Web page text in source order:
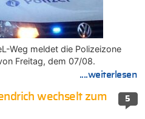
Weg meldet die Polizeizone
Freitag, dem 07/08.
....weiterlesen
5
wechselt zum